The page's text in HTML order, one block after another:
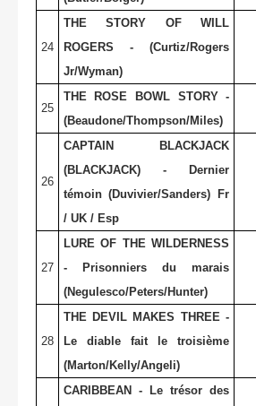
24
THE STORY OF WILL
ROGERS - (Curtiz/Rogers
Jr/Wyman)
25
THE ROSE BOWL STORY -
(Beaudone/Thompson/Miles)
26
CAPTAIN BLACKJACK
(BLACKJACK) - Dernier
témoin (Duvivier/Sanders) Fr
/ UK / Esp
27
LURE OF THE WILDERNESS
- Prisonniers du marais
(Negulesco/Peters/Hunter)
28
THE DEVIL MAKES THREE -
Le diable fait le troisième
(Marton/Kelly/Angeli)
CARIBBEAN - Le trésor des